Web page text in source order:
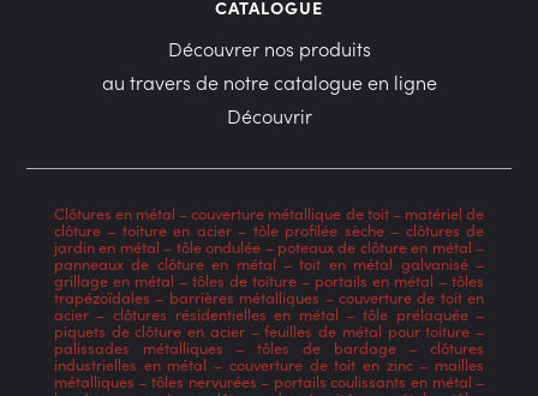
CATALOGUE
Découvrer nos produits
au travers de notre catalogue en ligne
Découvrir
Clôtures en métal–couverture métallique de toit– matériel de
clôture– toiture en acier– tôle profilée sèche– clôtures de
jardin en métal – tôle ondulée – poteaux de clôture en métal –
panneaux de clôture en métal–toit en métal galvanisé–
grillage en métal – tôles de toiture – portails en métal –tôles
trapézoïdales – barrières métalliques – couverture de toit en
acier– clôtures résidentielles en métal – tôle prélaquée–
piquets de clôture en acier–feuilles de métal pour toiture –
palissades métalliques –tôles de bardage–clôtures
industrielles en métal – couverture de toit en zinc– mailles
métalliques – tôles nervurées – portails coulissants en métal –